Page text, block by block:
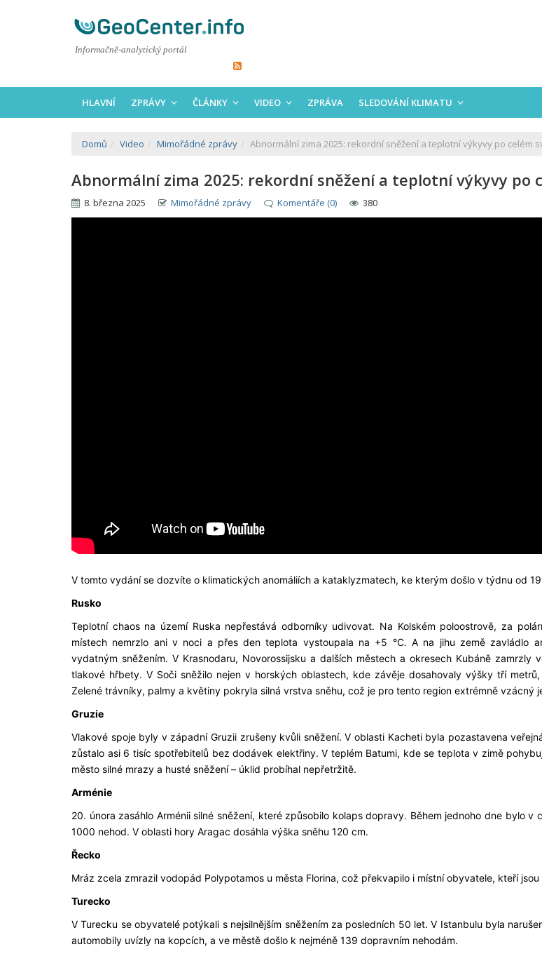
Informačně-analytický portál
HLAVNÍ ZPRÁVY ČLÁNKY VIDEO ZPRÁVA SLEDOVÁNÍ KLIMATU
Domů Video Mimořádné zprávy Abnormální zima 2025: rekordní sněžení a teplotní výkyvy po celém
Abnormální zima 2025: rekordní sněžení a teplotní výkyvy po
8. března 2025 Mimořádné zprávy Komentáře (0) 380
V tomto vydání se dozvíte o klimatických anomáliích a kataklyzmatech, ke kterým došlo v týdnu od
Rusko
Teplotní chaos na území Ruska nepřestává odborníky udivovat. Na Kolském poloostrově, za
místech nemrzlo ani v noci a přes den teplota vystoupala na +5 °C. A na jihu země zavládlo
vydatným sněžením. V Krasnodaru, Novorossijsku a dalších městech a okresech Kubáně zamrzly
tlakové hřbety. V Soči sněžilo nejen v horských oblastech, kde závěje dosahovaly výšky tří
Zelené trávníky, palmy a květiny pokryla silná vrstva sněhu, což je pro tento region extrémně vzácný
Gruzie
Vlakové spoje byly v západní Gruzii zrušeny kvůli sněžení. V oblasti Kacheti byla pozastavena
zůstalo asi 6 tisíc spotřebitelů bez dodávek elektřiny. V teplém Batumi, kde se teplota v zimě
město silné mrazy a husté sněžení – úklid probíhal nepřetržitě.
Arménie
20. února zasáhlo Arménii silné sněžení, které způsobilo kolaps dopravy. Během jednoho dne bylo v
1000 nehod. V oblasti hory Aragac dosáhla výška sněhu 120 cm.
Řecko
Mráz zcela zmrazil vodopád Polypotamos u města Florina, což překvapilo i místní obyvatele, kteří
Turecko
V Turecku se obyvatelé potýkali s nejsilnějším sněžením za posledních 50 let. V Istanbulu byla
automobily uvízly na kopcích, a ve městě došlo k nejméně 139 dopravním nehodám.